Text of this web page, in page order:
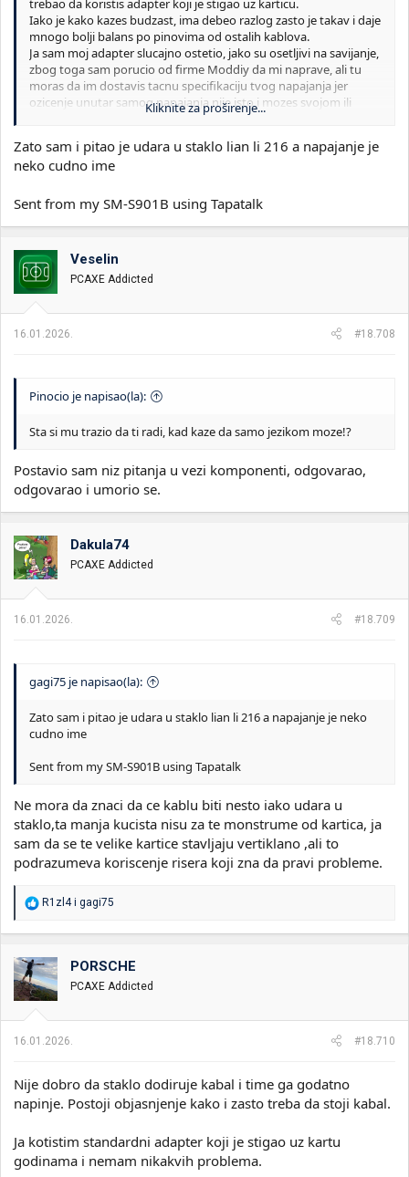
trebao da koristis adapter koji je stigao uz karticu.
Iako je kako kazes budzast, ima debeo razlog zasto je takav i daje
mnogo bolji balans po pinovima od ostalih kablova.
Ja sam moj adapter slucajno ostetio, jako su osetljivi na savijanje,
zbog toga sam porucio od firme Moddiy da mi naprave, ali tu
moras da im dostavis tacnu specifikaciju tvog napajanja jer
ozicenje unutar samog napajanja nije isto i mozes svojom ili
njihovom greskom da spalis i karticu i napajanje.
ne diras taj adapter koji je stigao uz karticu jer je nvidia tacno
znala sta i zasto to radi, iako si manje ugrozen od mene ,jer je bas
preporucujem pogotovo cuvene spaljivace kartica tipa
Kliknite za proširenje...
Zato sam i pitao je udara u staklo lian li 216 a napajanje je
neko cudno ime
Sent from my SM-S901B using Tapatalk
Veselin
PCAXE Addicted
16.01.2026. #18.708
Pinocio je napisao(la):
Sta si mu trazio da ti radi, kad kaze da samo jezikom moze!?
Postavio sam niz pitanja u vezi komponenti, odgovarao,
odgovarao i umorio se.
Dakula74
PCAXE Addicted
16.01.2026. #18.709
gagi75 je napisao(la):
Zato sam i pitao je udara u staklo lian li 216 a napajanje je neko
cudno ime
Sent from my SM-S901B using Tapatalk
Ne mora da znaci da ce kablu biti nesto iako udara u
staklo,ta manja kucista nisu za te monstrume od kartica, ja
sam da se te velike kartice stavljaju vertiklano ,ali to
podrazumeva koriscenje risera koji zna da pravi probleme.
R
o
v
a
n
:
R1zl4i gagi75
PORSCHE
PCAXE Addicted
16.01.2026. #18.710
Nije dobro da staklo dodiruje kabal i time ga godatno
napinje. Postoji objasnjenje kako i zasto treba da stoji kabal.
Ja kotistim standardni adapter koji je stigao uz kartu
godinama i nemam nikakvih problema.